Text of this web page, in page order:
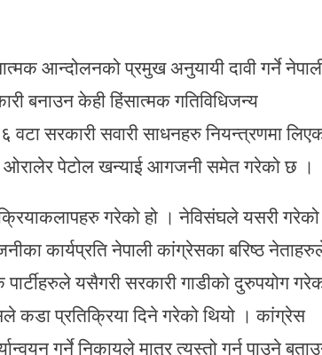
आन्दोलनको प्रमुख अनुयायी दावी गर्ने
बनाउन केही हिंसात्मक गतिविधिजन्य
सरकारी सवारी साधनहरु नियन्त्रणमा
ओरालेर पेटोल खन्याई आगजनी समेत गरेको छ ।
गरेको हो । नेविसंघले यसरी गरेको
कार्यप्रति नेपाली कांग्रेसका बरिष्ठ
यसैगरी सरकारी गाडीको दुरुपयोग
कडा प्रतिक्रिया दिने गरेको थियो । कांग्रेस
गर्ने निकायले मात्र त्यस्तो गर्न पाउने